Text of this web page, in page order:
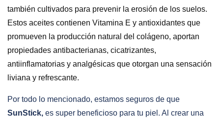
también cultivados para prevenir la erosión de los suelos.
Estos aceites contienen Vitamina E y antioxidantes que
promueven la producción natural del colágeno, aportan
propiedades antibacterianas, cicatrizantes,
antiinflamatorias y analgésicas que otorgan una sensación
liviana y refrescante.
Por todo lo mencionado, estamos seguros de que
SunStick, es super beneficioso para tu piel. Al crear una